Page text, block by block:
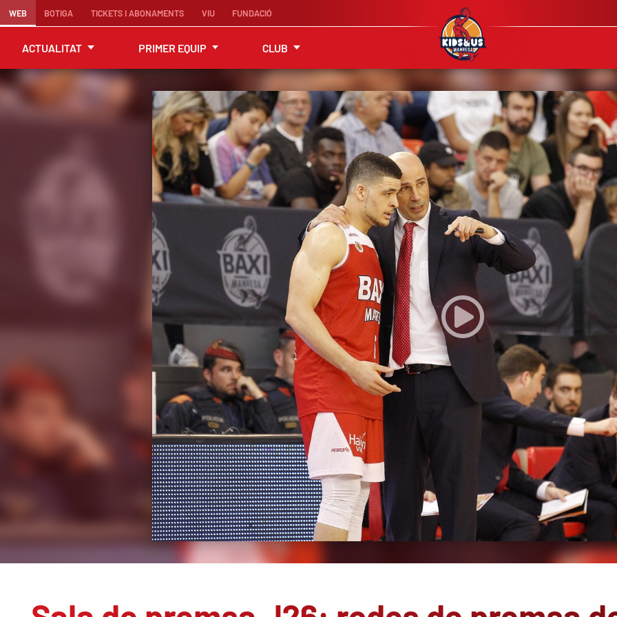
WEB BOTIGA TICKETS I ABONAMENTS VIU FUNDACIÓ
ACTUALITAT PRIMER EQUIP CLUB